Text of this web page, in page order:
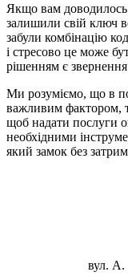
Якщо вам доводилось
залишили свій ключ
забули комбінацію
і стресово це може
рішенням є
Ми розуміємо, що в
важливим фактором,
щоб надати послуги
необхідними
який замок без
вул. А.